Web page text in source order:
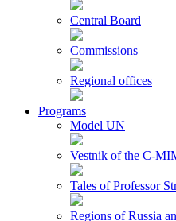
Central Board
Commissions
Regional offices
Programs
Model UN
Vestnik of the C-
Tales of Professor
Regions of Russia